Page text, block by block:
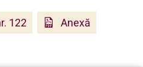
122 Anexă